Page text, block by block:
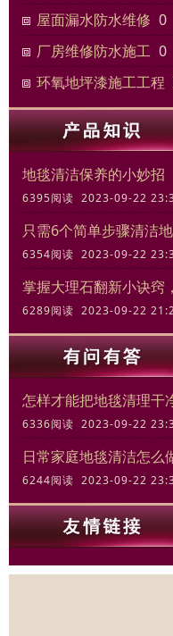
屋面漏水防水维修 0
厂房维修防水施工 0
环氧地坪漆施工工程
地毯清洁保养的小妙招
6395阅读 2023-09-22
只需6个简单步骤清洁
6354阅读 2023-09-22
掌握大理石翻新小诀窍
6289阅读 2023-09-22
怎样才能把地毯清理干
6336阅读 2023-09-22
日常家庭地毯清洁怎么
6244阅读 2023-09-22